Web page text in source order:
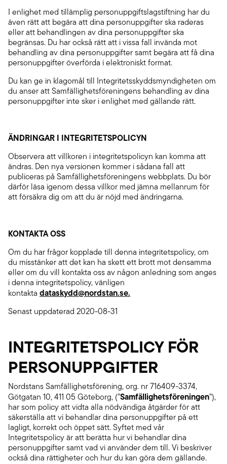
I enlighet med tillämplig personuppgiftslagstiftning har du
även rätt att begära att dina personuppgifter ska raderas
eller att behandlingen av dina personuppgifter ska
begränsas. Du har också rätt att i vissa fall invända mot
behandling av dina personuppgifter samt begära att få dina
personuppgifter överförda i elektroniskt format.
Du kan ge in klagomål till Integritetsskyddsmyndigheten om
du anser att Samfällighetsföreningens behandling av dina
personuppgifter inte sker i enlighet med gällande rätt.
ÄNDRINGAR I INTEGRITETSPOLICYN
Observera att villkoren i integritetspolicyn kan komma att
ändras. Den nya versionen kommer i sådana fall att
publiceras på Samfällighetsföreningens webbplats. Du bör
därför läsa igenom dessa villkor med jämna mellanrum för
att försäkra dig om att du är nöjd med ändringarna.
KONTAKTA OSS
Om du har frågor kopplade till denna integritetspolicy, om
du misstänker att det kan ha skett ett brott mot densamma
eller om du vill kontakta oss av någon anledning som anges
i denna integritetspolicy, vänligen
kontakta dataskydd@nordstan.se.
Senast uppdaterad 2020-08-31
INTEGRITETSPOLICY FÖR
PERSONUPPGIFTER
Nordstans Samfällighetsförening, org. nr 716409-3374,
Götgatan 10, 411 05 Göteborg, (”Samfällighetsföreningen”),
har som policy att vidta alla nödvändiga åtgärder för att
säkerställa att vi behandlar dina personuppgifter på ett
lagligt, korrekt och öppet sätt. Syftet med vår
Integritetspolicy är att berätta hur vi behandlar dina
personuppgifter samt vad vi använder dem till. Vi beskriver
också dina rättigheter och hur du kan göra dem gällande.